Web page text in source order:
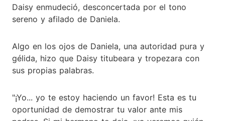
Daisy enmudeció, desconcertada por el tono
sereno y afilado de Daniela.
Algo en los ojos de Daniela, una autoridad pura y
gélida, hizo que Daisy titubeara y tropezara con
sus propias palabras.
"¡Yo... yo te estoy haciendo un favor! Esta es tu
oportunidad de demostrar tu valor ante mis